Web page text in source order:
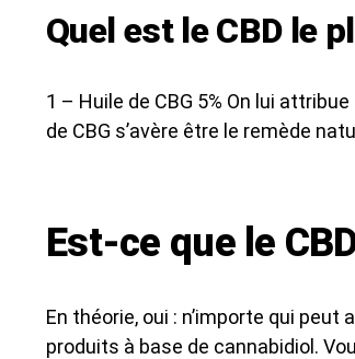
Quel est le CBD le
1 – Huile de CBG 5% On lui
de CBG s’avère être le remède
Est-ce que le
En théorie, oui : n’importe qui
produits à base de cannabidiol.